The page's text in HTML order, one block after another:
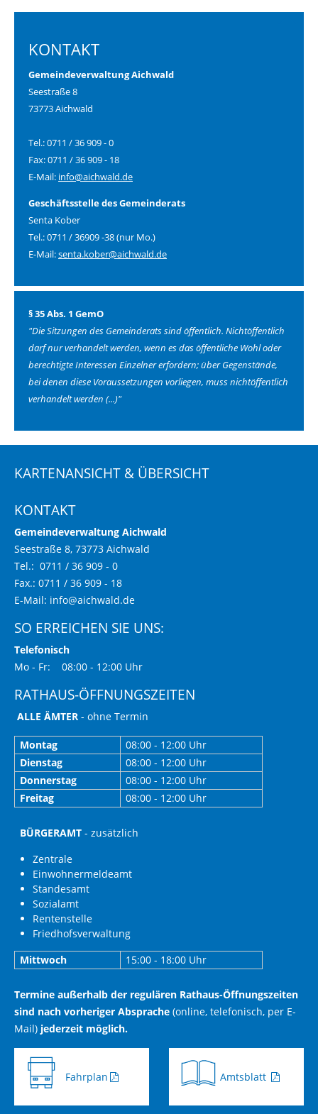
KONTAKT
Gemeindeverwaltung Aichwald
Seestraße 8
73773 Aichwald
Tel.: 0711 / 36 909 - 0
Fax: 0711 / 36 909 - 18
E-Mail: info@aichwald.de
Geschäftsstelle des Gemeinderats
Senta Kober
Tel.: 0711 / 36909 -38 (nur Mo.)
E-Mail:senta.kober@aichwald.de
§ 35 Abs. 1 GemO
"Die Sitzungen des Gemeinderats sind öffentlich. Nichtöffentlich
darf nur verhandelt werden, wenn es das öffentliche Wohl oder
berechtigte Interessen Einzelner erfordern;über Gegenstände,
bei denen diese Voraussetzungen vorliegen, muss nichtöffentlich
verhandelt werden (...)"
KARTENANSICHT & ÜBERSICHT
KONTAKT
Gemeindeverwaltung Aichwald
Seestraße 8, 73773 Aichwald
Tel.: 0711 / 36 909 - 0
Fax.: 0711 / 36 909 - 18
E-Mail: info@aichwald.de
SO ERREICHEN SIE UNS:
Telefonisch
Mo - Fr: 08:00 - 12:00 Uhr
RATHAUS-ÖFFNUNGSZEITEN
ALLE ÄMTER - ohne Termin
Montag
08:00 - 12:00 Uhr
Dienstag
08:00 - 12:00 Uhr
Donnerstag
08:00 - 12:00 Uhr
Freitag
08:00 - 12:00 Uhr
BÜRGERAMT - zusätzlich
Zentrale
Einwohnermeldeamt
Standesamt
Sozialamt
Rentenstelle
Friedhofsverwaltung
Mittwoch
15:00 - 18:00 Uhr
Termine außerhalb der regulären Rathaus-Öffnungszeiten
sind nach vorheriger Absprache (online, telefonisch, per E-
Mail) jederzeit möglich.
Fahrplan Amtsblatt